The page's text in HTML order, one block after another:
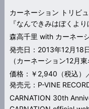
カーネーション トリビ
『なんできみはぼくよ
森高千里 with カーネー
発売日：2013年12月18
（カーネーション12月
価格：￥2,940（税込）
発売元：P-VINE
CARNATION 30th